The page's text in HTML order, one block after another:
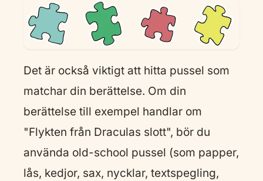
Det är också viktigt att hitta pussel som
matchar din berättelse. Om din
berättelse till exempel handlar om
"Flykten från Draculas slott", bör du
använda old-school pussel (som papper,
lås, kedjor, sax, nycklar, textspegling,